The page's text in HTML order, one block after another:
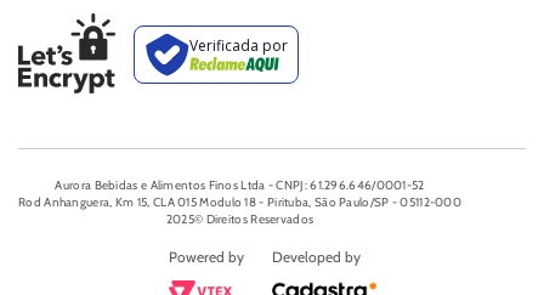
Aurora Bebidas e Alimentos Finos Ltda - CNPJ: 61.296.646/0001-52
Rod Anhanguera, Km 15, CLA 015 Modulo 18 - Pirituba, São Paulo/SP - 05112-000
2025© Direitos Reservados
Powered by Developed by